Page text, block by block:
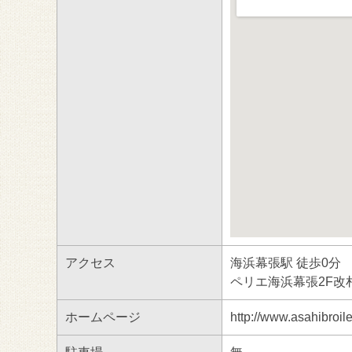
アクセス
海浜幕張駅 徒歩0分
ペリエ海浜幕張2F改
ホームページ http://